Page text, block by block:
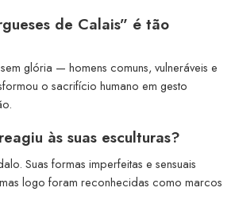
de Calais” é tão
glória — homens comuns, vulneráveis e
o sacrifício humano em gesto
às suas esculturas?
Suas formas imperfeitas e sensuais
logo foram reconhecidas como marcos